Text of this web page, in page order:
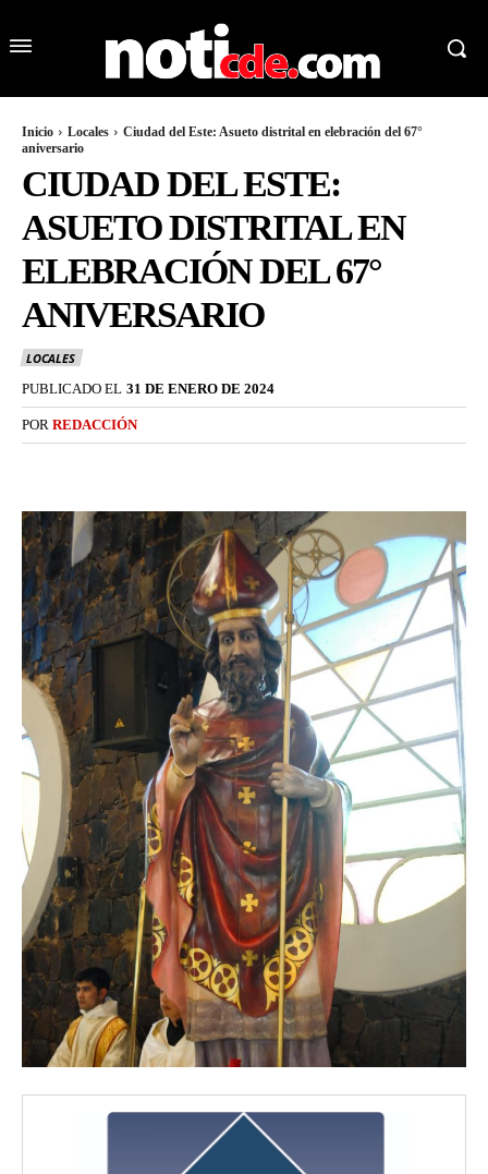
Inicio Locales
Ciudad del Este: Asueto distrital en elebración del 67°
aniversario
CIUDAD DEL ESTE:
ASUETO DISTRITAL EN
ELEBRACIÓN DEL 67°
ANIVERSARIO
LOCALES
PUBLICADO EL 31 DE ENERO DE 2024
POR REDACCIÓN